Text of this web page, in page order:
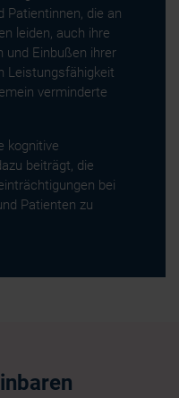
Patientinnen, die an
leiden, auch ihre
und Einbußen ihrer
Leistungsfähigkeit
verminderte
kognitive
beiträgt, die
bei
Patienten zu